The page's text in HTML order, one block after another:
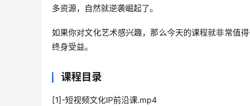
多资源，自然就逆袭崛起了。
如果你对文化艺术感兴趣，那么今天的课程就非常值
终身受益。
课程目录
[1]-短视频文化IP前沿课.mp4